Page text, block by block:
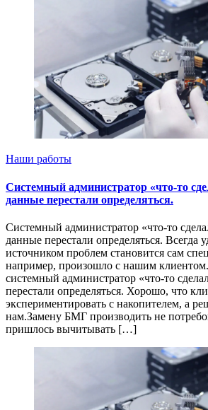
Наши работы
Системный администратор «что-то
данные перестали определяться.
Системный администратор «что-то
данные перестали определяться. Всегда
источником проблем становится сам
например, произошло с нашим клиентом.
системный администратор «что-то
перестали определяться. Хорошо, что
экспериментировать с накопителем, а
нам.Замену БМГ производить не
пришлось вычитывать […]